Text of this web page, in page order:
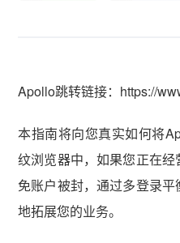
Apollo跳转链接：https://
本指南将向您真实如何将
纹浏览器中，如果您正在
免账户被封，通过多登录
地拓展您的业务。